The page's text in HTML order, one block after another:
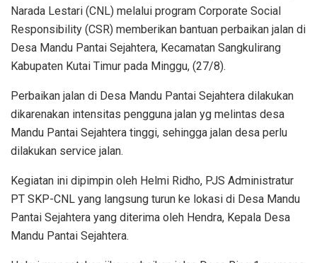
Narada Lestari (CNL) melalui program Corporate Social
Responsibility (CSR) memberikan bantuan perbaikan jalan di
Desa Mandu Pantai Sejahtera, Kecamatan Sangkulirang
Kabupaten Kutai Timur pada Minggu, (27/8).
Perbaikan jalan di Desa Mandu Pantai Sejahtera dilakukan
dikarenakan intensitas pengguna jalan yg melintas desa
Mandu Pantai Sejahtera tinggi, sehingga jalan desa perlu
dilakukan service jalan.
Kegiatan ini dipimpin oleh Helmi Ridho, PJS Administratur
PT SKP-CNL yang langsung turun ke lokasi di Desa Mandu
Pantai Sejahtera yang diterima oleh Hendra, Kepala Desa
Mandu Pantai Sejahtera.